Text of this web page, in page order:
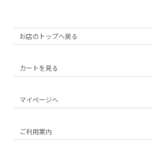
お店のトップへ戻る
カートを見る
マイページへ
ご利用案内